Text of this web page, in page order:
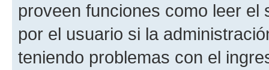
proveen funciones como leer el
por el usuario si la
teniendo problemas con el